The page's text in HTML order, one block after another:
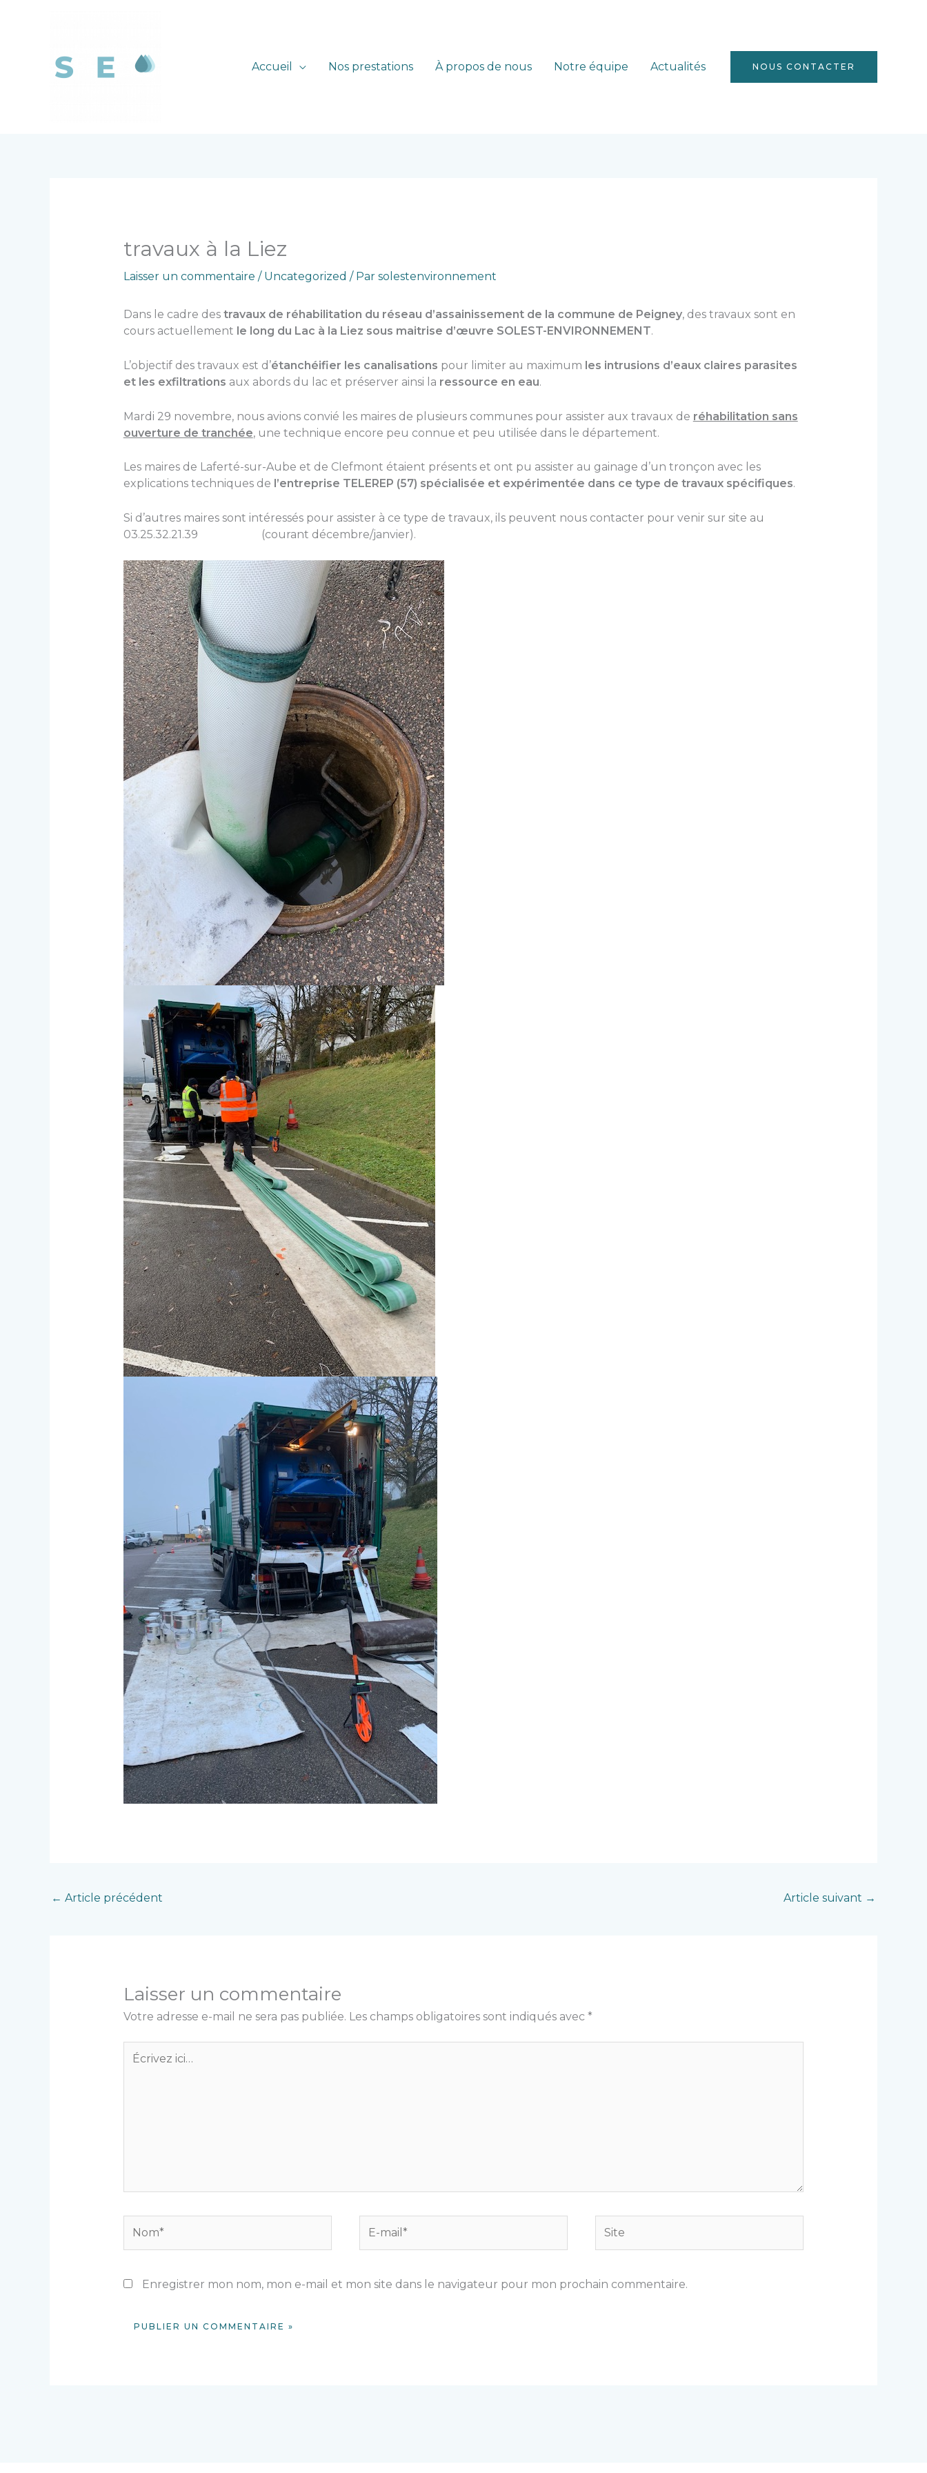
Accueil
Nos prestations À propos de nous Notre équipe Actualités NOUS CONTACTER
travaux à la Liez
Laisser un commentaire / Uncategorized / Par solestenvironnement
Dans le cadre des travaux de réhabilitation du réseau d’assainissement de la commune de Peigney, des travaux sont en
cours actuellement le long du Lac à la Liez sous maitrise d’œuvre SOLEST-ENVIRONNEMENT.
L’objectif des travaux est d’étanchéifier les canalisations pour limiter au maximum les intrusions d’eaux claires parasites
et les exfiltrations aux abords du lac et préserver ainsi la ressource en eau.
Mardi 29 novembre, nous avions convié les maires de plusieurs communes pour assister aux travaux de réhabilitation sans
ouverture de tranchée, une technique encore peu connue et peu utilisée dans le département.
Les maires de Laferté-sur-Aube et de Clefmont étaient présents et ont pu assister au gainage d’un tronçon avec les
explications techniques de l’entreprise TELEREP (57) spécialisée et expérimentée dans ce type de travaux spécifiques.
Si d’autres maires sont intéressés pour assister à ce type de travaux, ils peuvent nous contacter pour venir sur site au
03.25.32.21.39 (courant décembre/janvier).
← Article précédent Article suivant →
Laisser un commentaire
Votre adresse e-mail ne sera pas publiée. Les champs obligatoires sont indiqués avec *
Écrivez
ici…
mail*
Enregistrer mon nom, mon e-mail et mon site dans le navigateur pour mon prochain commentaire.